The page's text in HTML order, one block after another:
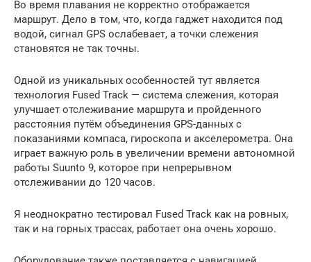
Во время плавания не корректно отображается
маршрут. Дело в том, что, когда гаджет находится под
водой, сигнал GPS ослабевает, а точки слежения
становятся не так точны.
Одной из уникальных особенностей тут является
технология Fused Track — система слежения, которая
улучшает отслеживание маршрута и пройденного
расстояния путём объединения GPS-данных с
показаниями компаса, гироскопа и акселерометра. Она
играет важную роль в увеличении времени автономной
работы Suunto 9, которое при непрерывном
отслеживании до 120 часов.
Я неоднократно тестировал Fused Track как на ровных,
так и на горных трассах, работает она очень хорошо.